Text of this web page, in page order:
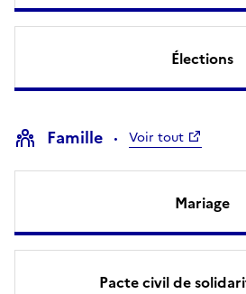
Élections
Famille Voir tout
Mariage
Pacte civil de